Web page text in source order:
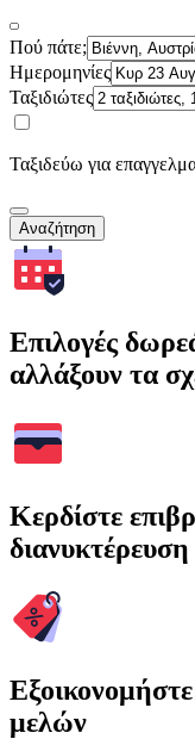
Πού πάτε;
Ημερομηνίες
Ταξιδιώτες
Ταξιδεύω για
Αναζήτηση
Επιλογές
αλλάξουν τα
Κερδίστε
μελών